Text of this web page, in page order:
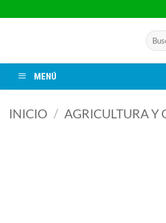
al
Buscar
por:
MENÚ
INICIO / AGRICULTURA Y